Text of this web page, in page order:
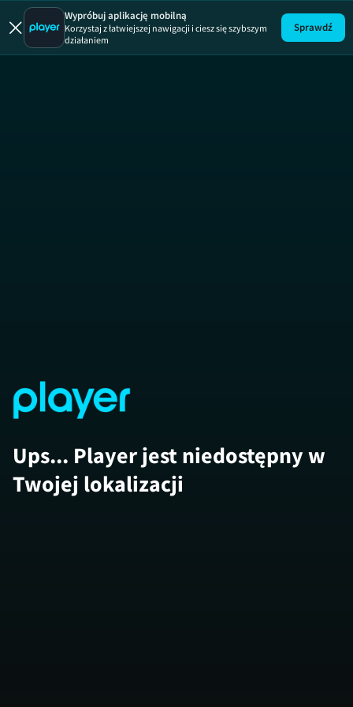
Wypróbuj aplikację mobilną
Korzystaj z łatwiejszej nawigacji i ciesz się szybszym
działaniem
Sprawdź
Ups... Player jest niedostępny w
Twojej lokalizacji